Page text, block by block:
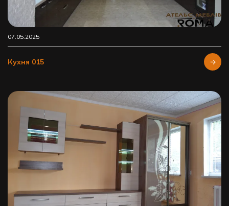
07.05.2025
Кухня 015